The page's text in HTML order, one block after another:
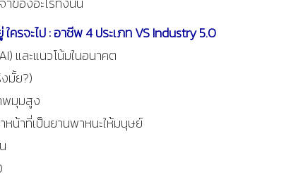
ครจะไป : อาชีพ 4 ประเภท VS Industry 5.0
และแนวโน้มในอนาคต
มั้ย?)
พมุมสูง
น้าที่เป็นยานพาหนะให้มนุษย์